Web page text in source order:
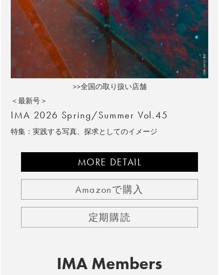
>>全国の取り扱い店舗
＜最新号＞
IMA 2026 Spring/Summer Vol.45
特集：実践する写真、探求としてのイメージ
MORE DETAIL
Amazonで購入
定期購読
IMA Members